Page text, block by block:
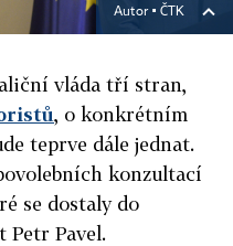
Autor ▪ ČTK
vláda tří stran,
, o konkrétním
teprve dále jednat.
konzultací
se dostaly do
Petr Pavel.